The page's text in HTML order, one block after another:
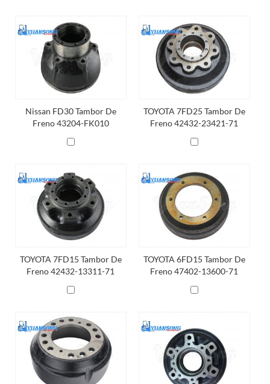
Nissan FD30 Tambor De
Freno 43204-FK010
TOYOTA 7FD25 Tambor De
Freno 42432-23421-71
TOYOTA 7FD15 Tambor De
Freno 42432-13311-71
TOYOTA 6FD15 Tambor De
Freno 47402-13600-71